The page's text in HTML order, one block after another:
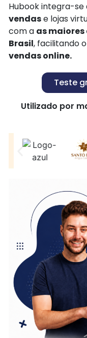
Hubook integra-se
vendase lojas
com a as
Brasil, facilitando
vendas online.
Teste
Utilizado por